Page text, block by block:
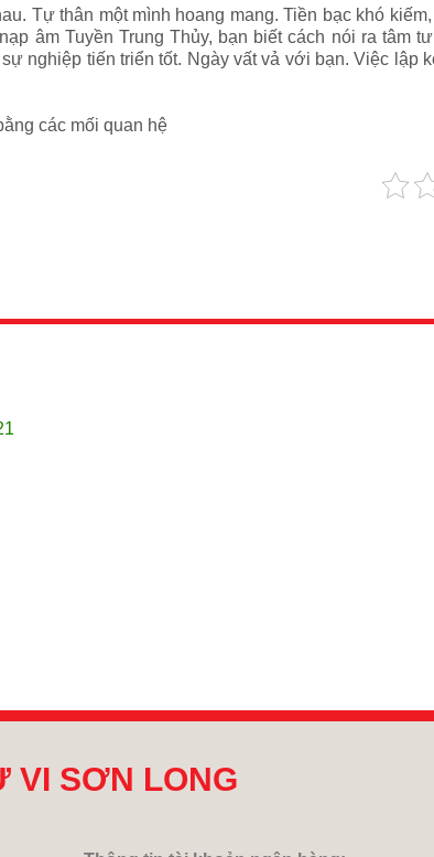
Tự thân một mình hoang mang. Tiền bạc khó
âm Tuyền Trung Thủy, bạn biết cách nói ra tâm
nghiệp tiến triển tốt. Ngày vất vả với bạn. Việc lập
các mối quan hệ
VI SƠN LONG